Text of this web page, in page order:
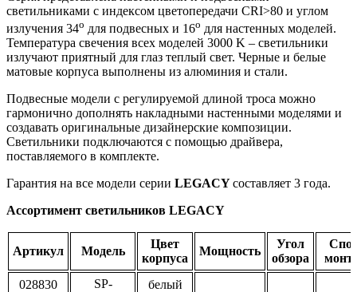
светильниками с индексом цветопередачи CRI>80 и углом
излучения 34o для подвесных и 16o для настенных моделей.
Температура свечения всех моделей 3000 K – светильники
излучают приятный для глаз теплый свет. Черные и белые
матовые корпуса выполнены из алюминия и стали.
Подвесные модели с регулируемой длиной троса можно
гармонично дополнять накладными настенными моделями и
создавать оригинальные дизайнерские композиции.
Светильники подключаются с помощью драйвера,
поставляемого в комплекте.
Гарантия на все модели серии LEGACYсоставляет 3 года.
Ассортимент светильников LEGACY
Артикул Модель
Цвет
корпуса
Мощность
Угол
обзора
028830
SP-
белый